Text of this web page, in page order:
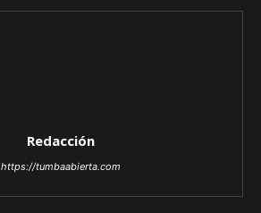
Redacción
https://tumbaabierta.com